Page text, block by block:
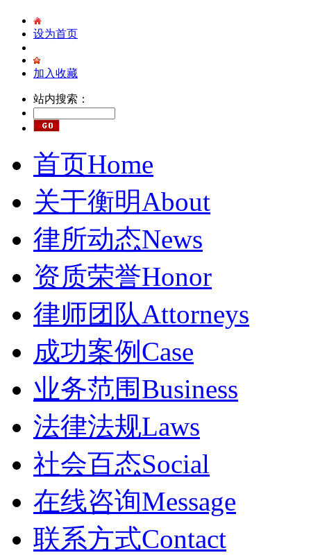
设为首页
加入收藏
站内搜索：
首页Home
关于衡明About
律所动态News
资质荣誉Honor
律师团队Attorneys
成功案例 Case
业务范围Business
法律法规Laws
社会百态Social
在线咨询Message
联系方式Contact